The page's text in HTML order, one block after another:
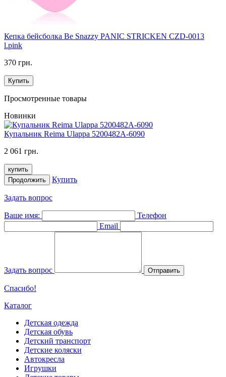
Кепка бейсболка Be Snazzy PANIC STRICKEN CZD-0013
l.pink
370 грн.
Купить
Просмотренные товары
Новинки
Купальник Reima Ulappa 5200482A-6090
2 061 грн.
купить
Продолжить
Купить
Задать вопрос
Ваше имя:
Телефон
Email
Задать вопрос Отправить
Спасибо!
Каталог
Детская одежда
Детская обувь
Детский транспорт
Детские коляски
Автокресла
Игрушки